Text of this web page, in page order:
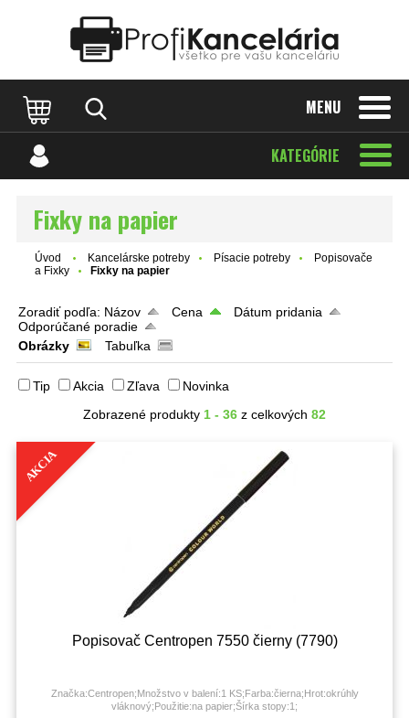
MENU
KATEGÓRIE
Fixky na papier
Úvod Kancelárske potreby Písacie potreby
Popisovače
a Fixky
Fixky na papier
Zoradiť podľa: Názov Cena
Dátum pridania
Odporúčané poradie
Obrázky
Tabuľka
Tip Akcia Zľava
Novinka
Zobrazené produkty 1 - 36 z celkových 82
AKCIA
Popisovač Centropen 7550 čierny (7790)
Značka:Centropen;Množstvo v balení:1 KS;Farba:čierna;Hrot:okrúhly
vláknový;Použitie:na papier;Šírka stopy:1;
Katalóg internetových stránok Designed by Rawpixel.com